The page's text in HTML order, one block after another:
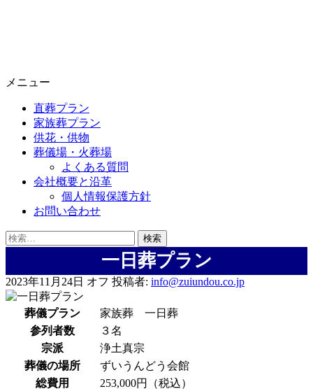
メニュー
直葬プラン
家族葬プラン
供花・供物
葬儀場・火葬場
よくある質問
会社概要と沿革
個人情報保護方針
お問い合わせ
検
索:
一日葬プラン
2023年11月24日 オフ 投稿者: info@zuiundou.co.jp
葬儀プラン
家族葬 一日葬
参列者数
３名
宗派
浄土真宗
葬儀の場所
ずいうんどう会館
総費用
253,000円（税込）